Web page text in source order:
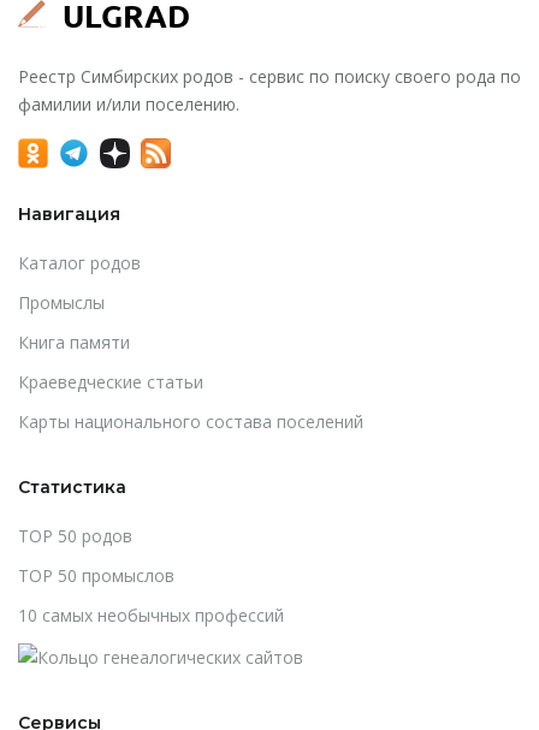
Реестр Симбирских родов - сервис по поиску своего рода по
фамилии и/или поселению.
Навигация
Каталог родов
Промыслы
Книга памяти
Краеведческие статьи
Карты национального состава поселений
Статистика
TOP 50 родов
TOP 50 промыслов
10 самых необычных профессий
Сервисы